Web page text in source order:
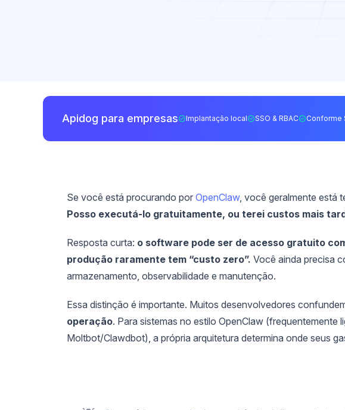
Apidog para empresas Implantação local SSO & RBAC Conforme
Se você está procurando por OpenClaw, você geralmente está
Posso executá-lo gratuitamente, ou terei custos mais
Resposta curta: o software pode ser de acesso gratuito
produção raramente tem “custo zero”. Você ainda precisa
armazenamento, observabilidade e manutenção.
Essa distinção é importante. Muitos desenvolvedores
operação. Para sistemas no estilo OpenClaw
Moltbot/Clawdbot), a própria arquitetura determina onde seus